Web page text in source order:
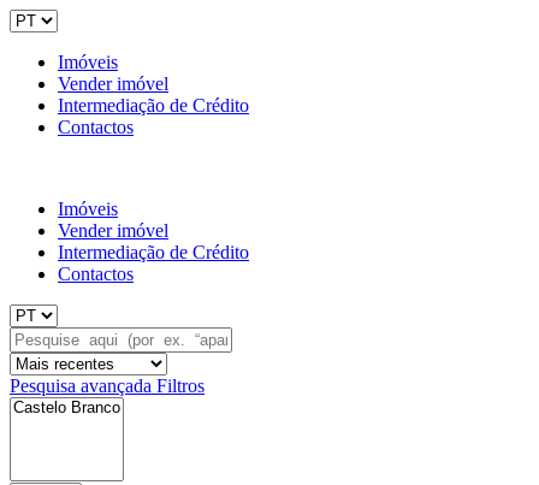
Imóveis
Vender imóvel
Intermediação de Crédito
Contactos
Imóveis
Vender imóvel
Intermediação de Crédito
Contactos
Pesquisa avançada Filtros